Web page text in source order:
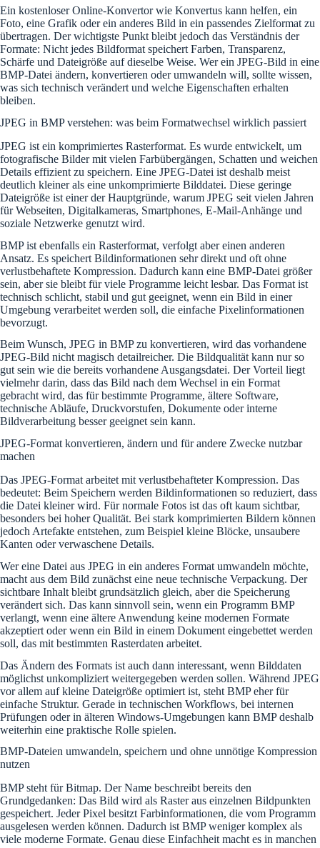
Ein kostenloser Online-Konvertor wie Konvertus kann helfen, ein
Foto, eine Grafik oder ein anderes Bild in ein passendes Zielformat zu
übertragen. Der wichtigste Punkt bleibt jedoch das Verständnis der
Formate: Nicht jedes Bildformat speichert Farben, Transparenz,
Schärfe und Dateigröße auf dieselbe Weise. Wer ein JPEG-Bild in eine
BMP-Datei ändern, konvertieren oder umwandeln will, sollte wissen,
was sich technisch verändert und welche Eigenschaften erhalten
bleiben.
JPEG in BMP verstehen: was beim Formatwechsel wirklich passiert
JPEG ist ein komprimiertes Rasterformat. Es wurde entwickelt, um
fotografische Bilder mit vielen Farbübergängen, Schatten und weichen
Details effizient zu speichern. Eine JPEG-Datei ist deshalb meist
deutlich kleiner als eine unkomprimierte Bilddatei. Diese geringe
Dateigröße ist einer der Hauptgründe, warum JPEG seit vielen Jahren
für Webseiten, Digitalkameras, Smartphones, E-Mail-Anhänge und
soziale Netzwerke genutzt wird.
BMP ist ebenfalls ein Rasterformat, verfolgt aber einen anderen
Ansatz. Es speichert Bildinformationen sehr direkt und oft ohne
verlustbehaftete Kompression. Dadurch kann eine BMP-Datei größer
sein, aber sie bleibt für viele Programme leicht lesbar. Das Format ist
technisch schlicht, stabil und gut geeignet, wenn ein Bild in einer
Umgebung verarbeitet werden soll, die einfache Pixelinformationen
bevorzugt.
Beim Wunsch, JPEG in BMP zu konvertieren, wird das vorhandene
JPEG-Bild nicht magisch detailreicher. Die Bildqualität kann nur so
gut sein wie die bereits vorhandene Ausgangsdatei. Der Vorteil liegt
vielmehr darin, dass das Bild nach dem Wechsel in ein Format
gebracht wird, das für bestimmte Programme, ältere Software,
technische Abläufe, Druckvorstufen, Dokumente oder interne
Bildverarbeitung besser geeignet sein kann.
JPEG-Format konvertieren, ändern und für andere Zwecke nutzbar
machen
Das JPEG-Format arbeitet mit verlustbehafteter Kompression. Das
bedeutet: Beim Speichern werden Bildinformationen so reduziert, dass
die Datei kleiner wird. Für normale Fotos ist das oft kaum sichtbar,
besonders bei hoher Qualität. Bei stark komprimierten Bildern können
jedoch Artefakte entstehen, zum Beispiel kleine Blöcke, unsaubere
Kanten oder verwaschene Details.
Wer eine Datei aus JPEG in ein anderes Format umwandeln möchte,
macht aus dem Bild zunächst eine neue technische Verpackung. Der
sichtbare Inhalt bleibt grundsätzlich gleich, aber die Speicherung
verändert sich. Das kann sinnvoll sein, wenn ein Programm BMP
verlangt, wenn eine ältere Anwendung keine modernen Formate
akzeptiert oder wenn ein Bild in einem Dokument eingebettet werden
soll, das mit bestimmten Rasterdaten arbeitet.
Das Ändern des Formats ist auch dann interessant, wenn Bilddaten
möglichst unkompliziert weitergegeben werden sollen. Während JPEG
vor allem auf kleine Dateigröße optimiert ist, steht BMP eher für
einfache Struktur. Gerade in technischen Workflows, bei internen
Prüfungen oder in älteren Windows-Umgebungen kann BMP deshalb
weiterhin eine praktische Rolle spielen.
BMP-Dateien umwandeln, speichern und ohne unnötige Kompression
nutzen
BMP steht für Bitmap. Der Name beschreibt bereits den
Grundgedanken: Das Bild wird als Raster aus einzelnen Bildpunkten
gespeichert. Jeder Pixel besitzt Farbinformationen, die vom Programm
ausgelesen werden können. Dadurch ist BMP weniger komplex als
viele moderne Formate. Genau diese Einfachheit macht es in manchen